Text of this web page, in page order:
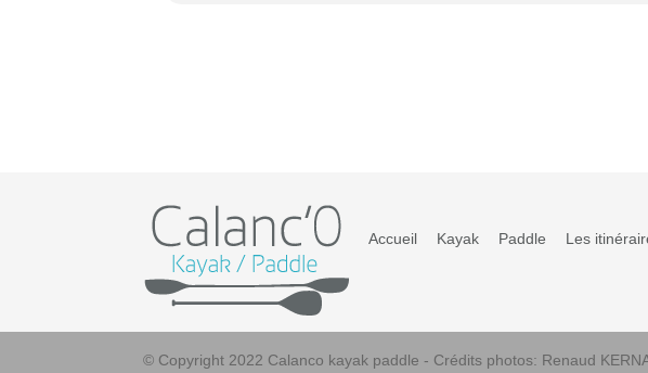
Accueil Kayak Paddle Les
© Copyright 2022 Calanco kayak paddle - Crédits photos: Renaud